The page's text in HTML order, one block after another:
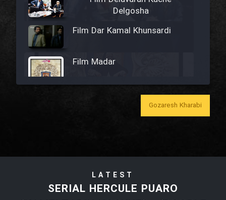
Delgosha
Film Dar Kamal Khunsardi
Film Madar
Film Bozorg Kheily Bozorg
Film Tora Dust Daram
Gozaresh Kharabi
LATEST
SERIAL HERCULE PUARO